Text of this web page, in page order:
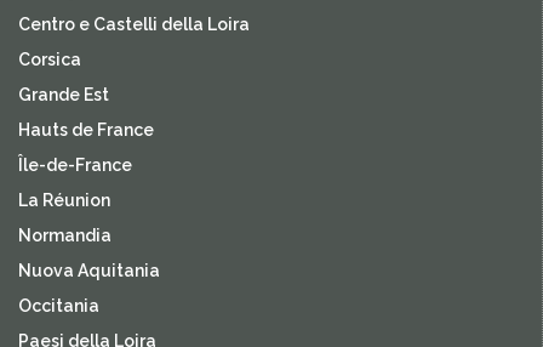
Centro e Castelli della Loira
Corsica
Grande Est
Hauts de France
Île-de-France
La Réunion
Normandia
Nuova Aquitania
Occitania
Paesi della Loira